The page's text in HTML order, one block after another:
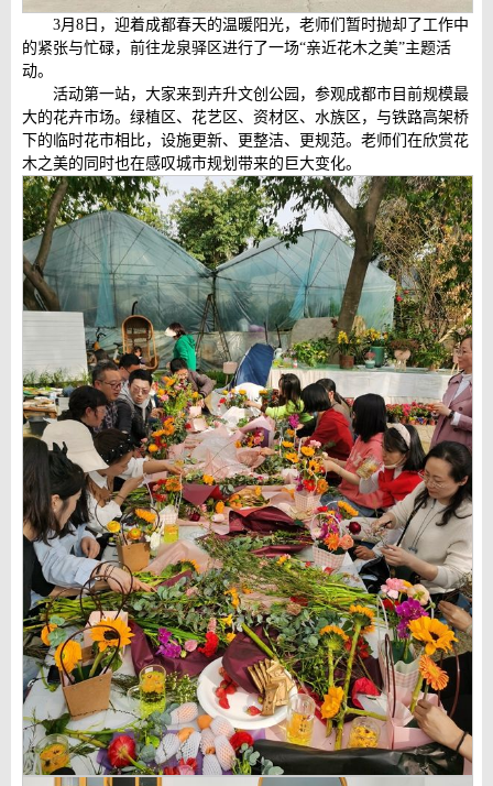
3月8日，迎着成都春天的温暖阳光，老师们暂时抛却了工作中
的紧张与忙碌，前往龙泉驿区进行了一场“亲近花木之美”主题活
动。
活动第一站，大家来到卉升文创公园，参观成都市目前规模最
大的花卉市场。绿植区、花艺区、资材区、水族区，与铁路高架桥
下的临时花市相比，设施更新、更整洁、更规范。老师们在欣赏花
木之美的同时也在感叹城市规划带来的巨大变化。